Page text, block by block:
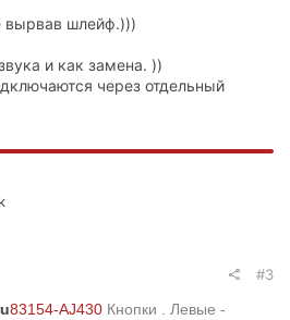
вырвав шлейф.)))
и как замена. ))
через отдельный
#3
83154-AJ430 Кнопки . Левые -